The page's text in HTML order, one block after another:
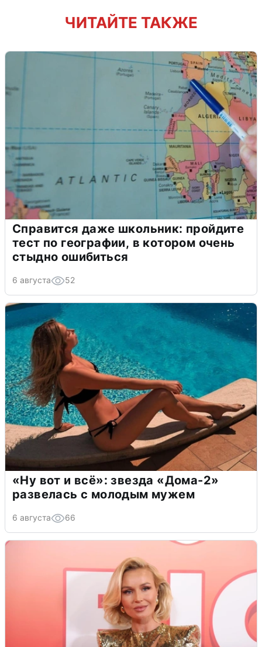
ЧИТАЙТЕ ТАКЖЕ
Справится даже школьник: пройдите
тест по географии, в котором очень
стыдно ошибиться
6 августа 52
«Ну вот и всё»: звезда «Дома-2»
развелась с молодым мужем
6 августа 66